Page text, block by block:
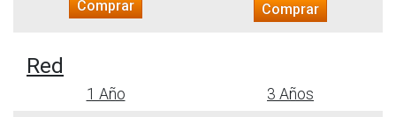
Comprar Comprar
Red
1 Año
3 Años